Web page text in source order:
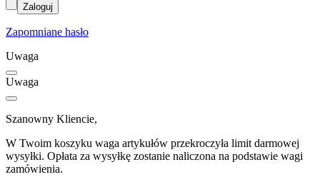
Zaloguj
Zapomniane hasło
Uwaga
Uwaga
Szanowny Kliencie,
W Twoim koszyku waga artykułów przekroczyła limit darmowej
wysyłki. Opłata za wysyłkę zostanie naliczona na podstawie wagi
zamówienia.